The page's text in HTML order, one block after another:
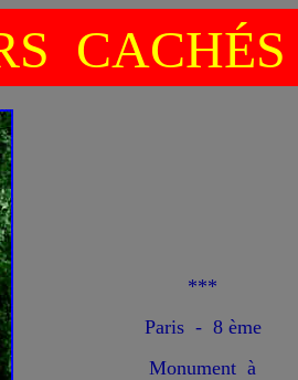
CACHÉS
***
Paris - 8 ème
Monument à